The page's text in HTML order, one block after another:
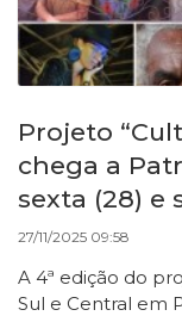
Projeto
chega a
sexta (28) e
27/11/2025 09:58
A 4ª edição do
Sul e Central em